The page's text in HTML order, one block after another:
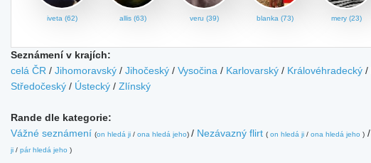
iveta (62) allis (63) veru (39) blanka (73) mery (23)
Seznámení v krajích:
celá ČR / Jihomoravský / Jihočeský / Vysočina / Karlovarský / Královéhradecký /
Středočeský / Ústecký / Zlínský
Rande dle kategorie:
Vážné seznámení (on hledá ji / ona hledá jeho) / Nezávazný flirt ( on hledá ji / ona hledá jeho ) /
ji / pár hledá jeho )